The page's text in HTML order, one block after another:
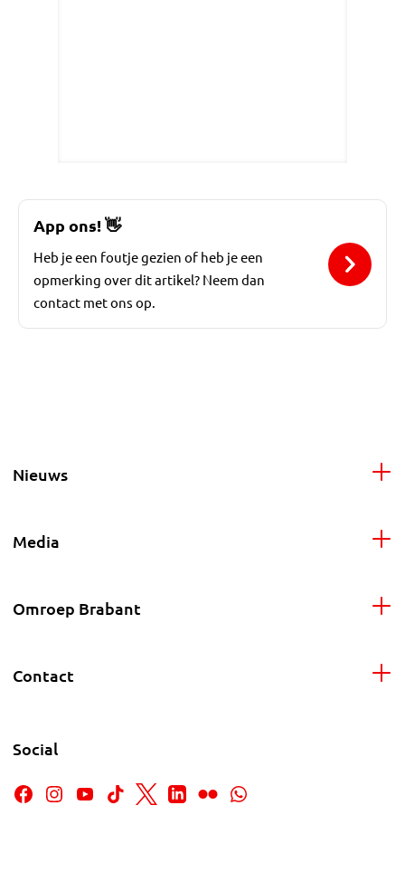
App ons!👋
Heb je een foutje gezien of heb je een
opmerking over dit artikel? Neem dan
contact met ons op.
Nieuws
Media
Omroep Brabant
Contact
Social